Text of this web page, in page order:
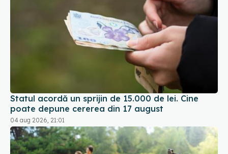
Statul acordă un sprijin de 15.000 de lei. Cine
poate depune cererea din 17 august
04 aug 2026, 21:01